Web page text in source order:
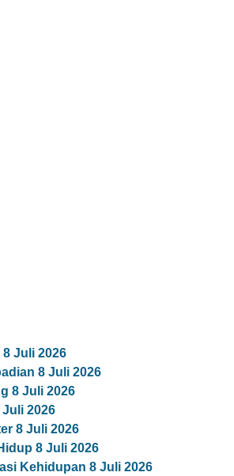
Juli 2026
8 Juli 2026
8 Juli 2026
Juli 2026
8 Juli 2026
8 Juli 2026
Kehidupan 8 Juli 2026